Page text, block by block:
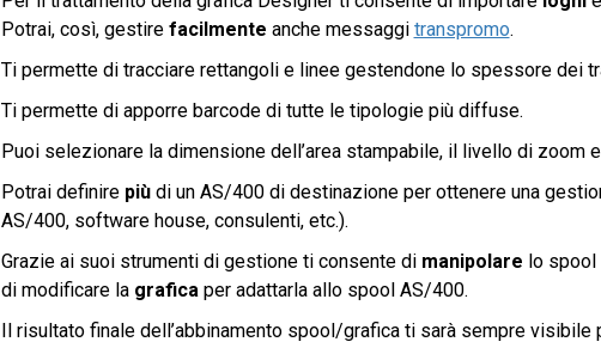
Potrai, così, gestire facilmente anche messaggi transpromo.
Ti permette di tracciare rettangoli e linee gestendone lo spessore dei
Ti permette di apporre barcode di tutte le tipologie più diffuse.
Puoi selezionare la dimensione dell’area stampabile, il livello di zoom
Potrai definire piùdi un AS/400 di destinazione per ottenere una
AS/400, software house, consulenti, etc.).
Grazie ai suoi strumenti di gestione ti consente di manipolare lo spool
di modificare la graficaper adattarla allo spool AS/400.
Il risultato finale dell’abbinamento spool/grafica ti sarà sempre